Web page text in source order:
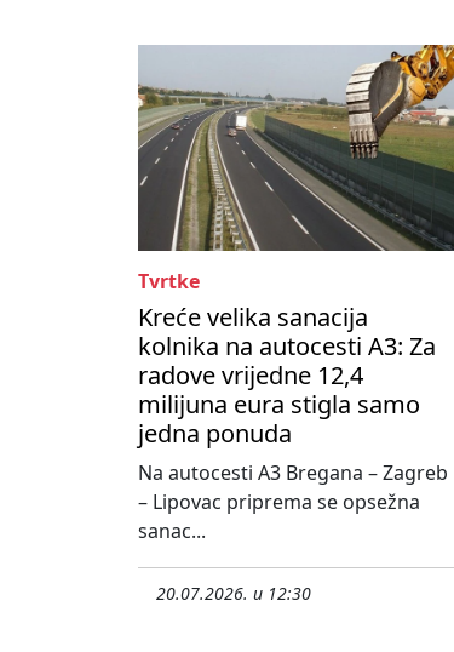
Tvrtke
Kreće velika sanacija
kolnika na autocesti A3: Za
radove vrijedne 12,4
milijuna eura stigla samo
jedna ponuda
Na autocesti A3 Bregana – Zagreb
– Lipovac priprema se opsežna
sanac...
20.07.2026. u 12:30